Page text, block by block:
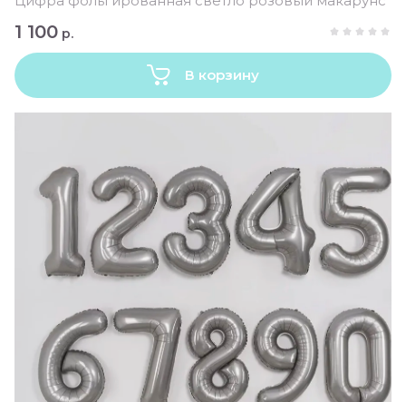
1 100 р.
В корзину